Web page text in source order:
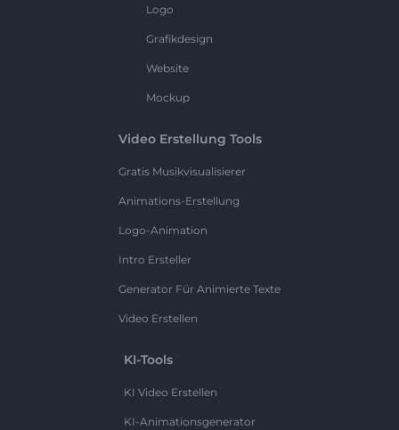
Logo
Grafikdesign
Website
Mockup
Video Erstellung Tools
Gratis Musikvisualisierer
Animations-Erstellung
Logo-Animation
Intro Ersteller
Generator Für Animierte Texte
Video Erstellen
KI-Tools
KI Video Erstellen
KI-Animationsgenerator